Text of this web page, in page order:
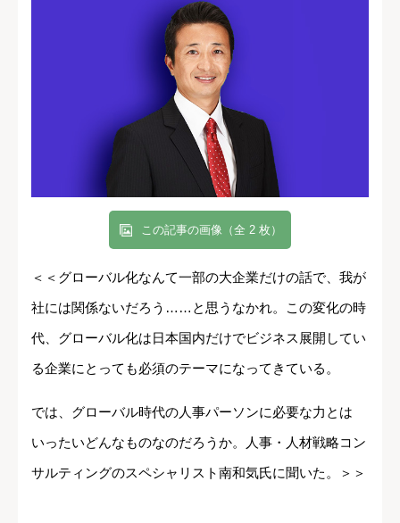
この記事の画像（全 2 枚）
＜＜グローバル化なんて一部の大企業だけの話で、我が
社には関係ないだろう……と思うなかれ。この変化の時
代、グローバル化は日本国内だけでビジネス展開してい
る企業にとっても必須のテーマになってきている。
では、グローバル時代の人事パーソンに必要な力とは
いったいどんなものなのだろうか。人事・人材戦略コン
サルティングのスペシャリスト南和気氏に聞いた。＞＞